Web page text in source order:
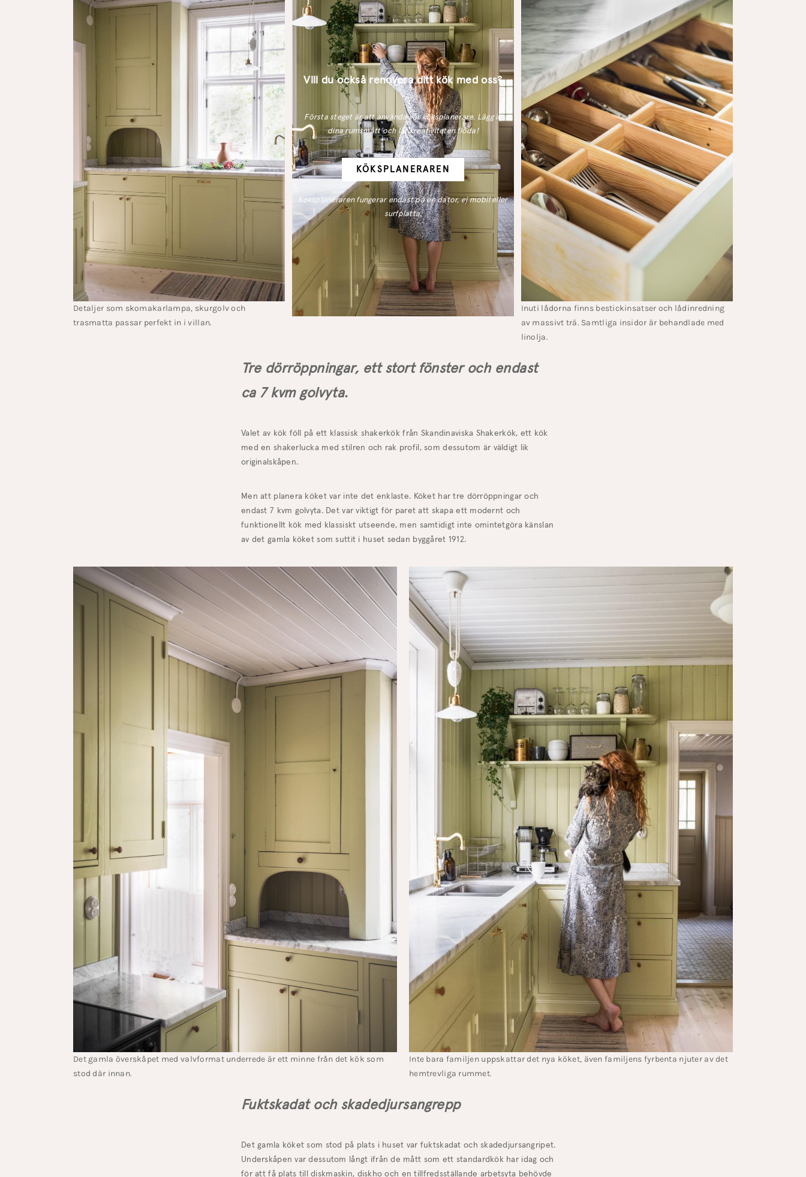
Detaljer som skomakarlampa, skurgolv och
trasmatta passar perfekt in i villan.
Vill du också renovera ditt kök med oss?
Första steget är att använda vår köksplanerare. Lägg in
dina rumsmått och låt kreativiteten flöda!
KÖKSPLANERAREN
Köksplaneraren fungerar endast på en dator, ej mobil eller
surfplatta.
Inuti lådorna finns bestickinsatser och lådinredning
av massivt trä. Samtliga insidor är behandlade med
linolja.
Tre dörröppningar, ett stort fönster och endast
ca 7 kvm golvyta.
Valet av kök föll på ett klassisk shakerkök från Skandinaviska Shakerkök, ett kök
med en shakerlucka med stilren och rak profil, som dessutom är väldigt lik
originalskåpen.
Men att planera köket var inte det enklaste. Köket har tre dörröppningar och
endast 7 kvm golvyta. Det var viktigt för paret att skapa ett modernt och
funktionellt kök med klassiskt utseende, men samtidigt inte omintetgöra känslan
av det gamla köket som suttit i huset sedan byggåret 1912.
Det gamla överskåpet med valvformat underrede är ett minne från det kök som
stod där innan.
Inte bara familjen uppskattar det nya köket, även familjens fyrbenta njuter av det
hemtrevliga rummet.
Fuktskadat och skadedjursangrepp
Det gamla köket som stod på plats i huset var fuktskadat och skadedjursangripet.
Underskåpen var dessutom långt ifrån de mått som ett standardkök har idag och
för att få plats till diskmaskin, diskho och en tillfredsställande arbetsyta behövde